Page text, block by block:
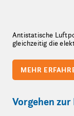
Antistatische
gleichzeitig die
MEHR
Vorgehen